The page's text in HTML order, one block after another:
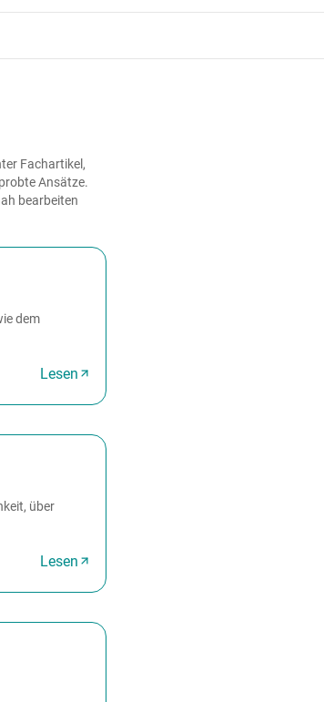
Fachartikel,
Ansätze.
bearbeiten
dem
Lesen
über
Lesen